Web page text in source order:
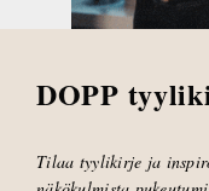
Yhdistin tähän
DOPP
Tilaa tyylikirje ja